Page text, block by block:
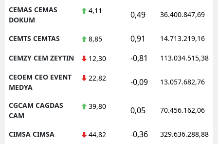
CEMAS CEMAS
DOKUM
4,11 0,49 36.400.847,69
CEMTS CEMTAS 8,85 0,91 14.713.219,16
CEMZY CEM ZEYTIN 12,30 -0,81 113.034.515,38
CEOEM CEO EVENT
MEDYA
22,82 -0,09 13.057.682,76
CGCAM CAGDAS
CAM
39,80 0,05 70.456.162,06
CIMSA CIMSA 44,82 -0,36 329.636.288,88